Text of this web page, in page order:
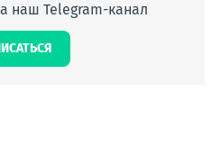
наш Telegram-канал